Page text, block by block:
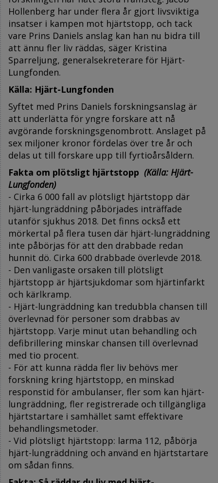
Hollenberg har under flera år gjort livsviktiga
insatser i kampen mot hjärtstopp, och tack
vare Prins Daniels anslag kan han nu bidra till
att ännu fler liv räddas, säger Kristina
Sparreljung, generalsekreterare för Hjärt-
Lungfonden.
Källa: Hjärt-Lungfonden
Syftet med Prins Daniels forskningsanslag är
att underlätta för yngre forskare att nå
avgörande forskningsgenombrott. Anslaget på
sex miljoner kronor fördelas över tre år och
delas ut till forskare upp till fyrtioårsåldern.
Fakta om plötsligt hjärtstopp (Källa: Hjärt-
Lungfonden)
- Cirka 6 000 fall av plötsligt hjärtstopp där
hjärt-lungräddning påbörjades inträffade
utanför sjukhus 2018. Det finns också ett
mörkertal på flera tusen där hjärt-lungräddning
inte påbörjas för att den drabbade redan
hunnit dö. Cirka 600 drabbade överlevde 2018.
- Den vanligaste orsaken till plötsligt
hjärtstopp är hjärtsjukdomar som hjärtinfarkt
och kärlkramp.
- Hjärt-lungräddning kan tredubbla chansen till
överlevnad för personer som drabbas av
hjärtstopp. Varje minut utan behandling och
defibrillering minskar chansen till överlevnad
med tio procent.
- För att kunna rädda fler liv behövs mer
forskning kring hjärtstopp, en minskad
responstid för ambulanser, fler som kan hjärt-
lungräddning, fler registrerade och tillgängliga
hjärtstartare i samhället samt effektivare
behandlingsmetoder.
- Vid plötsligt hjärtstopp: larma 112, påbörja
hjärt-lungräddning och använd en hjärtstartare
om sådan finns.